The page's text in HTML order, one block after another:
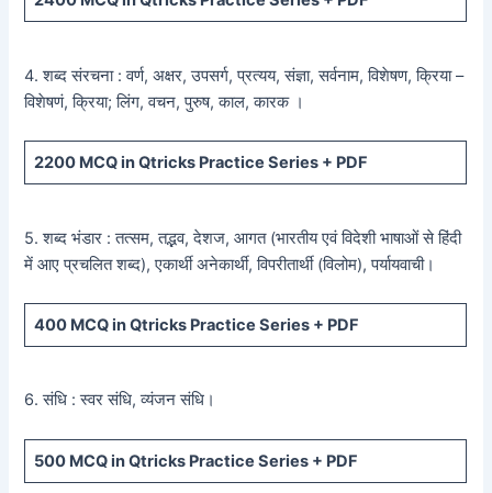
4. शब्द संरचना : वर्ण, अक्षर, उपसर्ग, प्रत्यय, संज्ञा, सर्वनाम, विशेषण, क्रिया –
विशेषणं, क्रिया; लिंग, वचन, पुरुष, काल, कारक ।
2200 MCQ in Qtricks Practice Series + PDF
5. शब्द भंडार : तत्सम, तद्भव, देशज, आगत (भारतीय एवं विदेशी भाषाओं से हिंदी
में आए प्रचलित शब्द), एकार्थी अनेकार्थी, विपरीतार्थी (विलोम), पर्यायवाची।
400 MCQ in Qtricks Practice Series + PDF
6. संधि : स्वर संधि, व्यंजन संधि।
500 MCQ in Qtricks Practice Series + PDF